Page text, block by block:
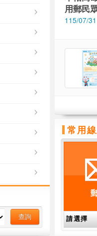
用郵民
115/07/31
常用